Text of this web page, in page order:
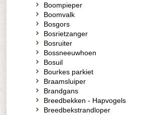
Boompieper
Boomvalk
Bosgors
Bosrietzanger
Bosruiter
Bossneeuwhoen
Bosuil
Bourkes parkiet
Braamsluiper
Brandgans
Breedbekken - Hapvogels
Breedbekstrandloper